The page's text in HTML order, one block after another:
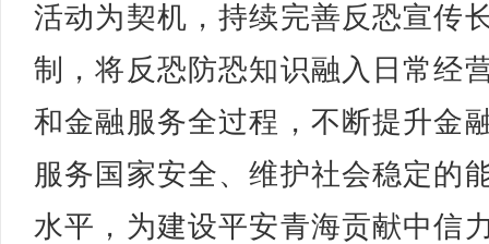
活动为契机，持续完善反恐宣传
制，将反恐防恐知识融入日常经
和金融服务全过程，不断提升金
服务国家安全、维护社会稳定的
水平，为建设平安青海贡献中信